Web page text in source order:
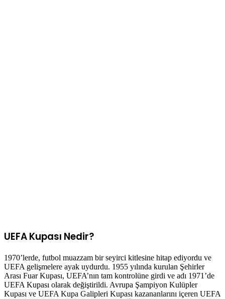
UEFA Kupası Nedir?
1970’lerde, futbol muazzam bir seyirci kitlesine hitap ediyordu ve
UEFA gelişmelere ayak uydurdu. 1955 yılında kurulan Şehirler
Arası Fuar Kupası, UEFA’nın tam kontrolüne girdi ve adı 1971’de
UEFA Kupası olarak değiştirildi. Avrupa Şampiyon Kulüpler
Kupası ve UEFA Kupa Galipleri Kupası kazananlarını içeren UEFA